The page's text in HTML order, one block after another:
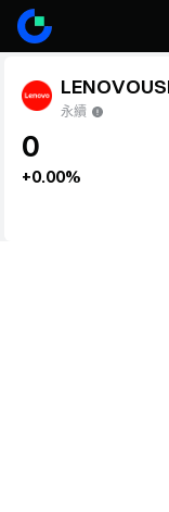
永續
0
+0.00%